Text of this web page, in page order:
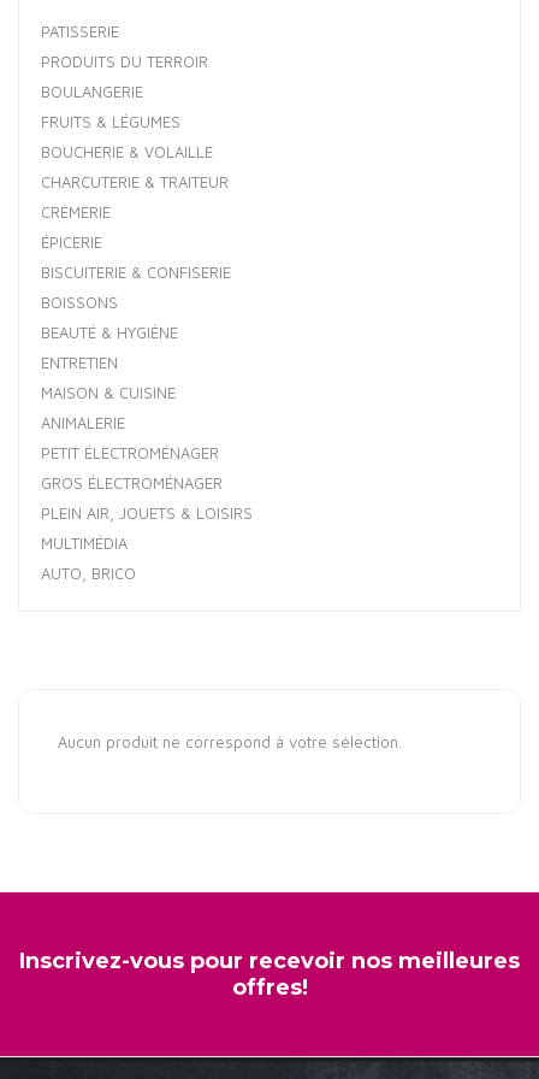
PATISSERIE
PRODUITS DU TERROIR
BOULANGERIE
FRUITS & LÉGUMES
BOUCHERIE & VOLAILLE
CHARCUTERIE & TRAITEUR
CRÈMERIE
ÉPICERIE
BISCUITERIE & CONFISERIE
BOISSONS
BEAUTÉ & HYGIÈNE
ENTRETIEN
MAISON & CUISINE
ANIMALERIE
PETIT ÉLECTROMÉNAGER
GROS ÉLECTROMÉNAGER
PLEIN AIR, JOUETS & LOISIRS
MULTIMÉDIA
AUTO, BRICO
Aucun produit ne correspond à votre sélection.
Inscrivez-vous pour recevoir nos meilleures
offres!